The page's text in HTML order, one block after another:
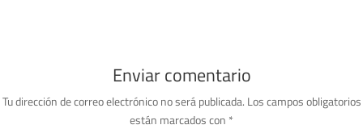
Enviar comentario
Tu dirección de correo electrónico no será publicada. Los campos obligatorios
están marcados con *